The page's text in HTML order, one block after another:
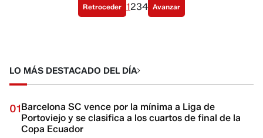
Retroceder 1234 Avanzar
LO MÁS DESTACADO DEL DÍA
01Barcelona SC vence por la mínima a Liga de
Portoviejo y se clasifica a los cuartos de final de la
Copa Ecuador